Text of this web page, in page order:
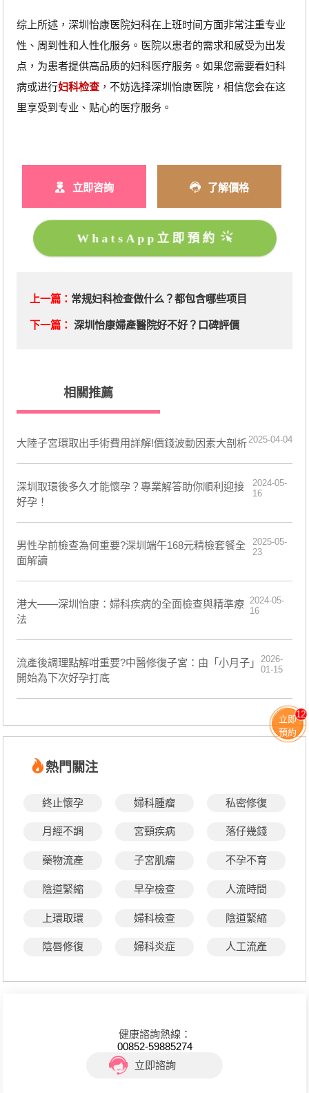
综上所述，深圳怡康医院妇科在上班时间方面非常注重专业
性、周到性和人性化服务。医院以患者的需求和感受为出发
点，为患者提供高品质的妇科医疗服务。如果您需要看妇科
病或进行妇科检查，不妨选择深圳怡康医院，相信您会在这
里享受到专业、贴心的医疗服务。
立即咨詢 了解價格
WhatsApp立即預約
上一篇： 常规妇科检查做什么？都包含哪些项目
下一篇： 深圳怡康婦產醫院好不好？口碑評價
相關推薦
大陸子宮環取出手術費用詳解!價錢波動因素大剖析2025-04-04
深圳取環後多久才能懷孕？專業解答助你順利迎接
好孕！
2024-05-
16
男性孕前檢查為何重要?深圳端午168元精檢套餐全
面解讀
2025-05-
23
港大——深圳怡康：婦科疾病的全面檢查與精準療
法
2024-05-
16
流產後調理點解咁重要?中醫修復子宮：由「小月子」
開始為下次好孕打底
2026-
01-15
熱門關注
終止懷孕 婦科腫瘤 私密修復
月經不調 宮頸疾病 落仔幾錢
藥物流產 子宮肌瘤 不孕不育
陰道緊縮 早孕檢查 人流時間
上環取環 婦科檢查 陰道緊縮
陰唇修復 婦科炎症 人工流產
健康諮詢熱線：
00852-59885274
立即諮詢
立即
預約
12